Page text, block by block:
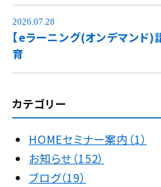
2026.07.28
【eラーニング(オンデマンド
育
カテゴリー
HOMEセミナー案内（1）
お知らせ（152）
ブログ（19）